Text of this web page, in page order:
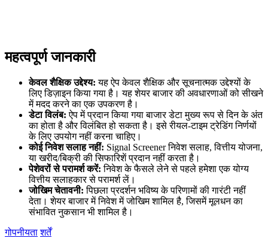
महत्वपूर्ण जानकारी
केवल शैक्षिक उद्देश्य: यह ऐप केवल शैक्षिक और सूचनात्मक उद्देश्यों के
लिए डिज़ाइन किया गया है। यह शेयर बाजार की अवधारणाओं को सीखने
में मदद करने का एक उपकरण है।
डेटा विलंब: ऐप में प्रदान किया गया बाजार डेटा मुख्य रूप से दिन के अंत
का होता है और विलंबित हो सकता है। इसे रीयल-टाइम ट्रेडिंग निर्णयों
के लिए उपयोग नहीं करना चाहिए।
कोई निवेश सलाह नहीं: Signal Screener निवेश सलाह, वित्तीय योजना,
या खरीद/बिक्री की सिफारिशें प्रदान नहीं करता है।
पेशेवरों से परामर्श करें: निवेश के फैसले लेने से पहले हमेशा एक योग्य
वित्तीय सलाहकार से परामर्श लें।
जोखिम चेतावनी: पिछला प्रदर्शन भविष्य के परिणामों की गारंटी नहीं
देता। शेयर बाजार में निवेश में जोखिम शामिल है, जिसमें मूलधन का
संभावित नुकसान भी शामिल है।
गोपनीयता शर्तें